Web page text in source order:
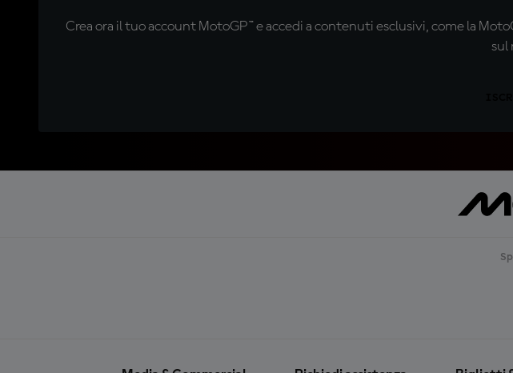
Crea ora il tuo account MotoGP™ e accedi a contenuti esclusivi, come la
sul